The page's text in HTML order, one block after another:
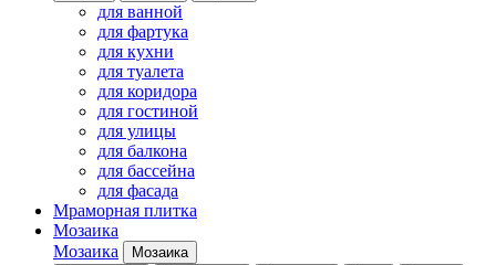
для ванной
для фартука
для кухни
для туалета
для коридора
для гостиной
для улицы
для балкона
для бассейна
для фасада
Мраморная плитка
Мозаика
Мозаика
Мозаика